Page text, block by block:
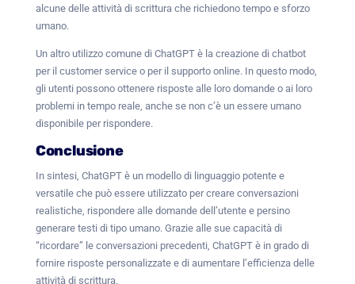
alcune delle attività di scrittura che richiedono tempo e sforzo
umano.
Un altro utilizzo comune di ChatGPT è la creazione di chatbot
per il customer service o per il supporto online. In questo modo,
gli utenti possono ottenere risposte alle loro domande o ai loro
problemi in tempo reale, anche se non c’è un essere umano
disponibile per rispondere.
Conclusione
In sintesi, ChatGPT è un modello di linguaggio potente e
versatile che può essere utilizzato per creare conversazioni
realistiche, rispondere alle domande dell’utente e persino
generare testi di tipo umano. Grazie alle sue capacità di
“ricordare” le conversazioni precedenti, ChatGPT è in grado di
fornire risposte personalizzate e di aumentare l’efficienza delle
attività di scrittura.